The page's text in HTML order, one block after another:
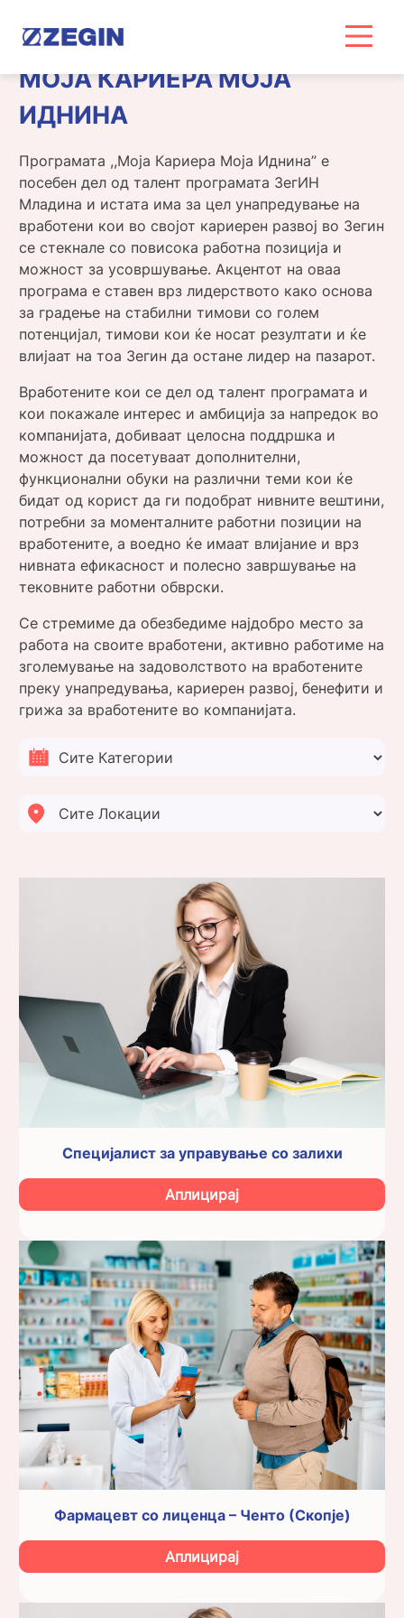
МОЈА КАРИЕРА МОЈА
ИДНИНА
Програмата ,,Моја Кариера Моја Иднина” е
посебен дел од талент програмата ЗегИН
Младина и истата има за цел унапредување на
вработени кои во својот кариерен развој во Зегин
се стекнале со повисока работна позиција и
можност за усовршување. Акцентот на оваа
програма е ставен врз лидерството како основа
за градење на стабилни тимови со голем
потенцијал, тимови кои ќе носат резултати и ќе
влијаат на тоа Зегин да остане лидер на пазарот.
Вработените кои се дел од талент програмата и
кои покажале интерес и амбиција за напредок во
компанијата, добиваат целосна поддршка и
можност да посетуваат дополнителни,
функционални обуки на различни теми кои ќе
бидат од корист да ги подобрат нивните вештини,
потребни за моменталните работни позиции на
вработените, а воедно ќе имаат влијание и врз
нивната ефикасност и полесно завршување на
тековните работни обврски.
Се стремиме да обезбедиме најдобро место за
работа на своите вработени, активно работиме на
зголемување на задоволството на вработените
преку унапредувања, кариерен развој, бенефити и
грижа за вработените во компанијата.
Специјалист за управување со залихи
Аплицирај
Фармацевт со лиценца – Ченто (Скопје)
Аплицирај